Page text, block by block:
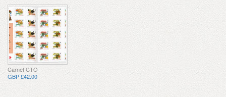
Carnet CTO
GBP £42.00